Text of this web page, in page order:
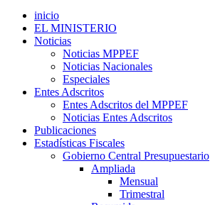
inicio
EL MINISTERIO
Noticias
Noticias MPPEF
Noticias Nacionales
Especiales
Entes Adscritos
Entes Adscritos del MPPEF
Noticias Entes Adscritos
Publicaciones
Estadísticas Fiscales
Gobierno Central Presupuestario
Ampliada
Mensual
Trimestral